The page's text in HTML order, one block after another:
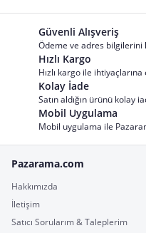
Güvenli Alışveriş
Ödeme ve adres bilgilerini
Hızlı Kargo
Hızlı kargo ile
Kolay İade
Satın aldığın ürünü kolay
Mobil Uygulama
Mobil uygulama ile
Pazarama.com
Hakkımızda
İletişim
Satıcı Sorularım & Taleplerim